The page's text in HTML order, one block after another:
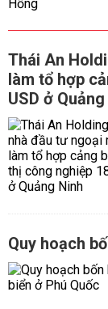
Thái An
làm tổ hợp
USD ở
Quy hoạch